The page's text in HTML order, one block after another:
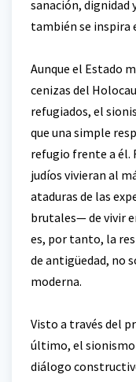
sanación, dignidad
también se inspira
Aunque el Estado
cenizas del
refugiados, el
que una simple
refugio frente a él.
judíos vivieran al
ataduras de las
brutales— de vivir
es, por tanto, la
de antigüedad, no
moderna.
Visto a través del
último, el sionismo
diálogo